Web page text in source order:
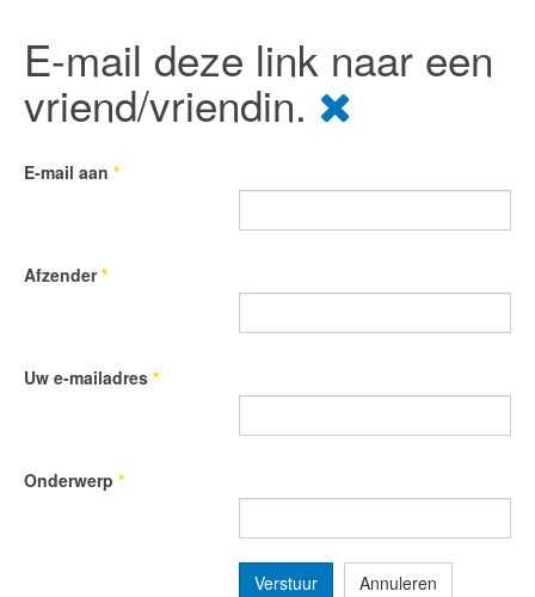
E-mail deze link naar een
vriend/vriendin.
E-mail aan *
Afzender*
Uw e-mailadres *
Onderwerp *
Verstuur Annuleren